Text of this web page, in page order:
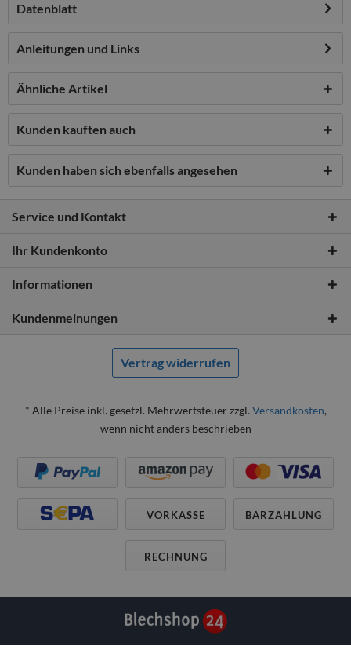
Datenblatt
Anleitungen und Links
Ähnliche Artikel
Kunden kauften auch
Kunden haben sich ebenfalls angesehen
Service und Kontakt
Ihr Kundenkonto
Informationen
Kundenmeinungen
Vertrag widerrufen
* Alle Preise inkl. gesetzl. Mehrwertsteuer zzgl. Versandkosten,
wenn nicht anders beschrieben
VORKASSE BARZAHLUNG
RECHNUNG